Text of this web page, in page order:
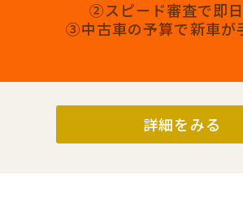
②スピード審査で即
③中古車の予算で新車が
詳細をみる